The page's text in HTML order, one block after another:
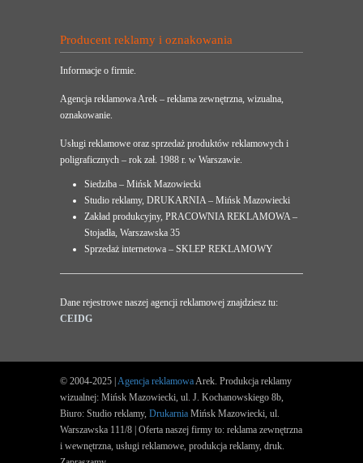
Producent reklamy i oznakowania
Informacje o firmie.
Agencja reklamowa Arek – reklama zewnętrzna, wizualna,
oznakowanie.
Usługi reklamowe oraz sprzedaż produktów reklamowych i
poligraficznych – rok zał. 1988 r. w Warszawie.
Siedziba – Mińsk Mazowiecki
Studio reklamy, DRUKARNIA – Mińsk Mazowiecki
Zakład produkcyjny, PRACOWNIA REKLAMOWA –
Stojadła, Warszawska 35
Sprzedaż internetowa – SKLEP REKLAMOWY
Dane rejestrowe naszej agencji reklamowej znajdziesz tu:
CEIDG
© 2004-2025 | Agencja reklamowaArek. Produkcja reklamy
wizualnej: Mińsk Mazowiecki, ul. J. Kochanowskiego 8b,
Biuro: Studio reklamy, Drukarnia Mińsk Mazowiecki, ul.
Warszawska 111/8 | Oferta naszej firmy to: reklama zewnętrzna
i wewnętrzna, usługi reklamowe, produkcja reklamy, druk.